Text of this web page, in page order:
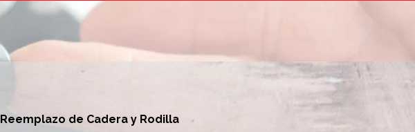
Reemplazo de Cadera y Rodilla